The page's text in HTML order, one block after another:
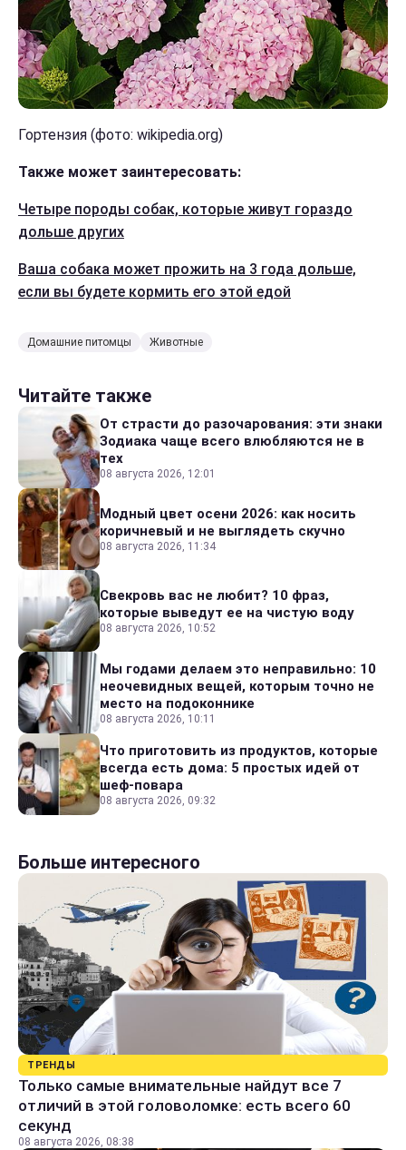
Гортензия (фото: wikipedia.org)
Также может заинтересовать:
Четыре породы собак, которые живут гораздо
дольше других
Ваша собака может прожить на 3 года дольше,
если вы будете кормить его этой едой
Домашние питомцы Животные
Читайте также
От страсти до разочарования: эти знаки
Зодиака чаще всего влюбляются не в
тех
08 августа 2026, 12:01
Модный цвет осени 2026: как носить
коричневый и не выглядеть скучно
08 августа 2026, 11:34
Свекровь вас не любит? 10 фраз,
которые выведут ее на чистую воду
08 августа 2026, 10:52
Мы годами делаем это неправильно: 10
неочевидных вещей, которым точно не
место на подоконнике
08 августа 2026, 10:11
Что приготовить из продуктов, которые
всегда есть дома: 5 простых идей от
шеф-повара
08 августа 2026, 09:32
Больше интересного
ТРЕНДЫ
Только самые внимательные найдут все 7
отличий в этой головоломке: есть всего 60
секунд
08 августа 2026, 08:38